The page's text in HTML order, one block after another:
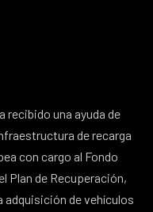
recibido una ayuda de
de recarga
con cargo al Fondo
Plan de Recuperación,
adquisición de vehículos